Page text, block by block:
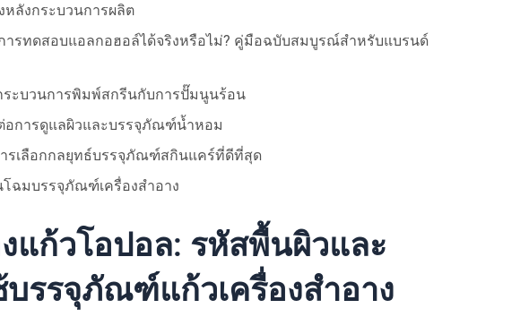
ลังกระบวนการผลิต
รทดสอบแอลกอฮอล์ได้จริงหรือไม่? คู่มือฉบับสมบูรณ์สำหรับแบรนด์
ระบวนการพิมพ์สกรีนกับการปั๊มนูนร้อน
อการดูแลผิวและบรรจุภัณฑ์น้ำหอม
ารเลือกกลยุทธ์บรรจุภัณฑ์สกินแคร์ที่ดีที่สุด
ฉมบรรจุภัณฑ์เครื่องสำอาง
แก้วโอปอล: รหัสพื้นผิวและ
รรจุภัณฑ์แก้วเครื่องสำอาง